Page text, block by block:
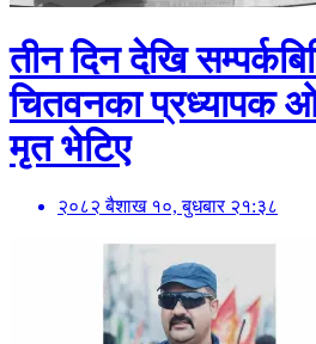
तीन दिन देखि
चितवनका प्रध्यापक
मृत भेटिए
२०८२ बैशाख १०, बुधबार २१:३८